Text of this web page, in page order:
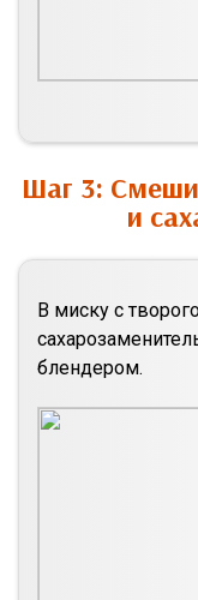
Шаг 3:
и
В миску с
блендером.